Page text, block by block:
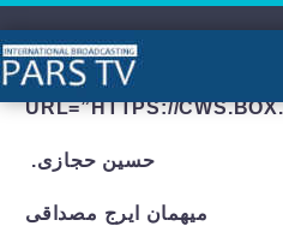
05/06/
URL=”HTTPS://
.حسین حجازی
میهمان ایرج مصداقی